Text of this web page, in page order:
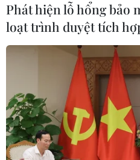
Phát hiện lỗ hổng bảo
loạt trình duyệt tích